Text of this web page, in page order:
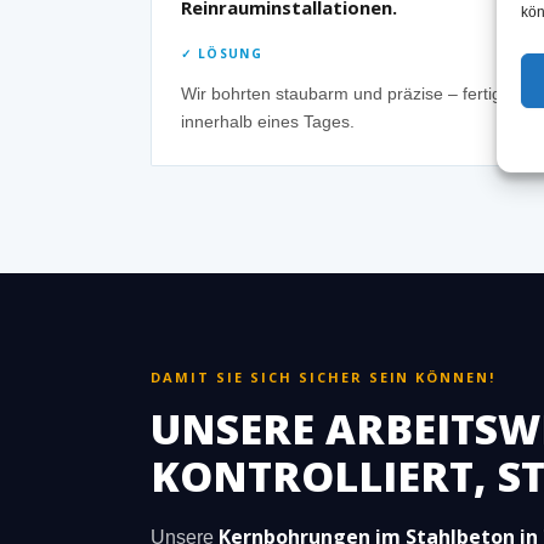
Reinrauminstallationen.
✓ LÖSUNG
Wir bohrten staubarm und präzise – fertig
innerhalb eines Tages.
DAMIT SIE SICH SICHER SEIN KÖNNEN!
UNSERE
KONTROLLIERT,
Unsere Kernbohrungen im Stahlbeton